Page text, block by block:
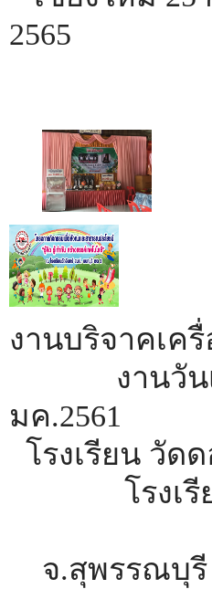
2565
งานบริจาคเค
งานวัน
มค.2561
โรงเรียน วัด
โรงเ
จ.สุพรรณบุรี